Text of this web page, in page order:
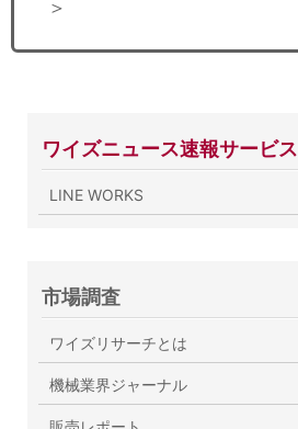
＞
ワイズニュース速報サービス
LINE WORKS
市場調査
ワイズリサーチとは
機械業界ジャーナル